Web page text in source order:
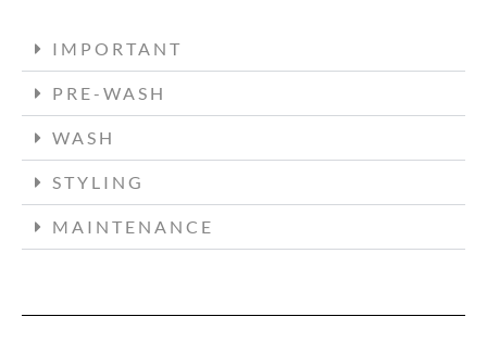
IMPORTANT
PRE-WASH
WASH
STYLING
MAINTENANCE